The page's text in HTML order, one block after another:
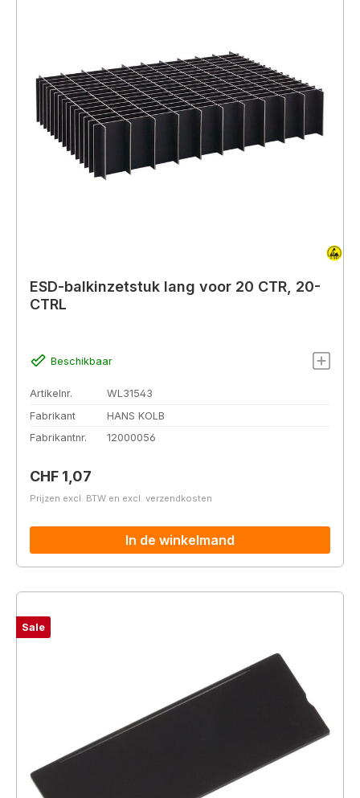
ESD-balkinzetstuk lang voor 20 CTR, 20-
CTRL
Beschikbaar
Artikelnr.
WL31543
Fabrikant
HANS KOLB
Fabrikantnr.
12000056
Normale prijs:
CHF 1,07
Prijzen excl. BTW en excl. verzendkosten
In de winkelmand
Sale